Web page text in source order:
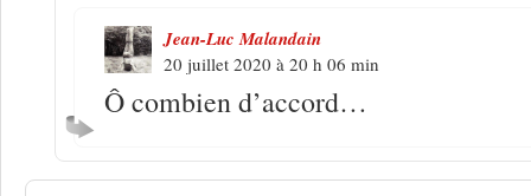
Jean-Luc Malandain
20 juillet 2020 à 20 h 06 min
Ô combien d’accord…